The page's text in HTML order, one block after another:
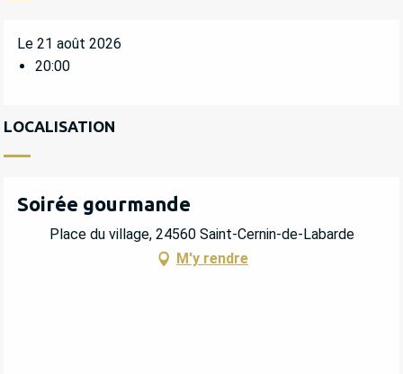
Le 21 août 2026
20:00
LOCALISATION
Soirée gourmande
Place du village, 24560 Saint-Cernin-de-Labarde
M'y rendre